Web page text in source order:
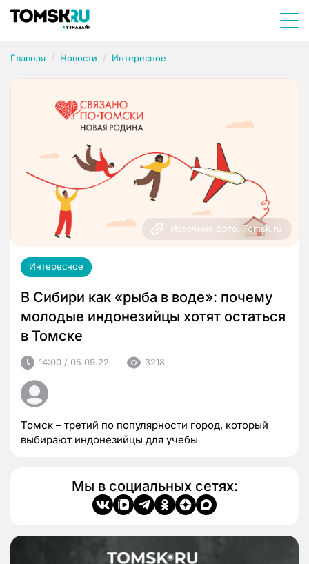
Главная Новости Интересное
Источник фото: Tomsk.ru
Интересное
В Сибири как «рыба в воде»: почему
молодые индонезийцы хотят остаться
в Томске
14:00 / 05.09.22 3218
Томск – третий по популярности город, который
выбирают индонезийцы для учебы
Мы в социальных сетях: